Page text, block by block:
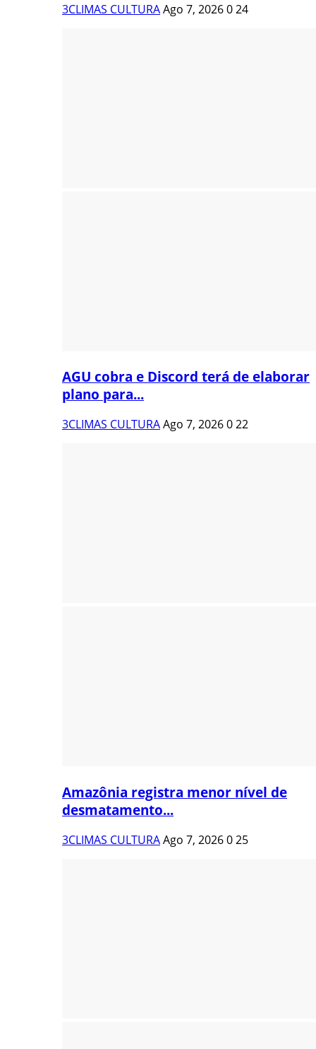
3CLIMAS CULTURAAgo 7, 2026024
AGU cobra e Discord terá de elaborar
plano para...
3CLIMAS CULTURAAgo 7, 2026022
Amazônia registra menor nível de
desmatamento...
3CLIMAS CULTURAAgo 7, 2026025